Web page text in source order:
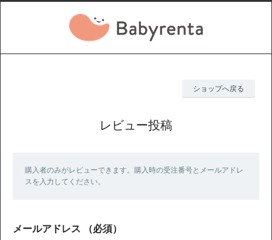
ショップへ戻る
レビュー投稿
購入者のみがレビューできます。購入時の受注番号とメールアドレ
スを入力してください。
メールアドレス （必須）